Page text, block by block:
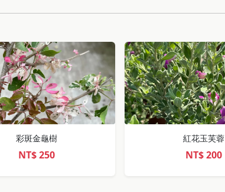
彩斑金龜樹
NT$250
紅花玉芙蓉
NT$200